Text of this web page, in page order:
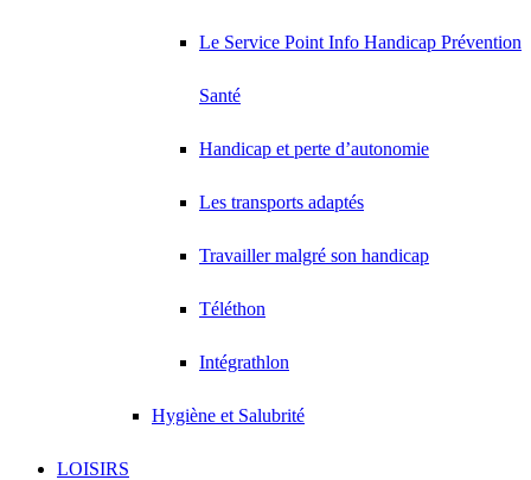
Le Service Point Info Handicap Prévention
Santé
Handicap et perte d’autonomie
Les transports adaptés
Travailler malgré son handicap
Téléthon
Intégrathlon
Hygiène et Salubrité
LOISIRS